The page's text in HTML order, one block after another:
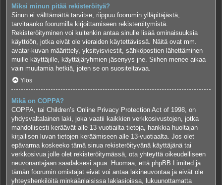
Miksi minun pitää rekisteröityä?
Sinun ei välttämättä tarvitse, riippuu foorumin ylläpitäjästä,
tarvitaanko foorumilla kirjoittamiseen rekisteröitymistä.
Rekisteröityminen voi kuitenkin antaa sinulle lisää ominaisuuksia
käyttöön, jotka eivät ole vieraiden käytettävissä. Näitä ovat mm.
avatar-kuvan määrittely, yksityisviestit, sähköpostien lähettäminen
muille käyttäjille, käyttäjäryhmien jäsenyys jne. Siihen menee aikaa
vain muutamia hetkiä, joten se on suositeltavaa.
Ylös
Mikä on COPPA?
COPPA, tai Children’s Online Privacy Protection Act of 1998, on
yhdysvaltalainen laki, joka vaatii kaikkien verkkosivustojen, jotka
mahdollisesti keräävät alle 13-vuotiailta tietoja, hankkia huoltajan
kirjallisen luvan tietojen keräämiseen alle 13-vuotiaalta. Jos olet
epävarma koskeeko tämä sinua rekisteröityvänä käyttäjänä tai
verkkosivua jolle olet rekisteröitymässä, ota yhteyttä oikeudelliseen
neuvonantajaan saadaksesi apua. Huomaa, että phpBB Limited ja
tämän foorumin omistajat eivät voi antaa lakineuvontaa ja eivät ole
yhteyshenkilöitä minkäänlaisissa lakiasioissa, lukuunottamatta